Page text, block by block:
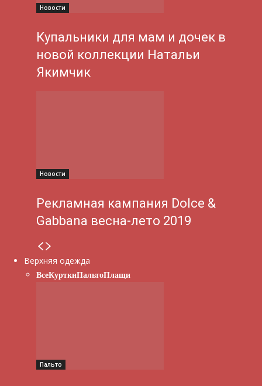
Новости
Купальники для мам и дочек в
новой коллекции Натальи
Якимчик
Новости
Рекламная кампания Dolce &
Gabbana весна-лето 2019
Верхняя одежда
ВсеКурткиПальтоПлащи
Пальто